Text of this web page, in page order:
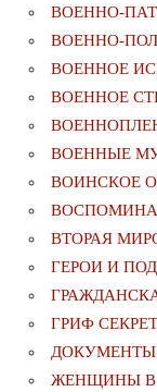
ВОЕННО-
ВОЕННО-
ВОЕННОЕ
ВОЕННОЕ
ВОЕННЫЕ
ВОИНСКОЕ
ВТОРАЯ
ГЕРОИ И
ГРИФ
ЖЕНЩИНЫ В